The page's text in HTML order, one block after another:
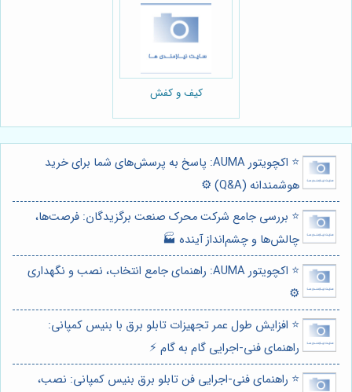
کیف و کفش
⭐️ اکچویتور AUMA: پاسخ به پرسش‌های شما برای خرید
هوشمندانه (Q&A) ⚙️
⭐️ بررسی جامع شرکت محرک صنعت برگزیدگان: فرصت‌ها،
چالش‌ها و چشم‌انداز آینده 🏭
⭐️ اکچویتور AUMA: راهنمای جامع انتخاب، نصب و نگهداری
⚙️
⭐️ افزایش طول عمر تجهیزات تابلو برق با بنیس کمپانی:
راهنمای فنی-اجرایی گام به گام ⚡️
⭐️ راهنمای فنی-اجرایی فن تابلو برق بنیس کمپانی: نصب،